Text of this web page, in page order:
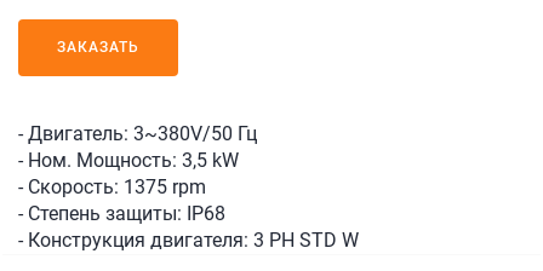
ЗАКАЗАТЬ
- Двигатель: 3~380V/50 Гц
- Ном. Мощность: 3,5 kW
- Скорость: 1375 rpm
- Степень защиты: IP68
- Конструкция двигателя: 3 PH STD W